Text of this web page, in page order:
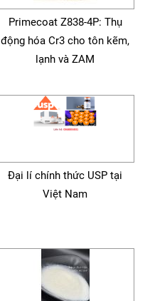
Primecoat Z838-4P: Thụ
động hóa Cr3 cho tôn kẽm,
lạnh và ZAM
Đại lí chính thức USP tại
Việt Nam